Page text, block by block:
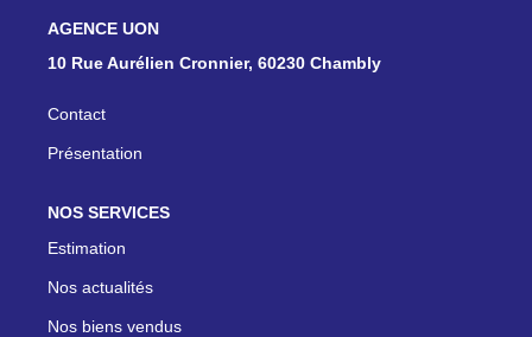
NOS AGENCES
10 Rue Aurélien Cronnier, 60230 Chambly
Contact
Présentation
NOS SERVICES
Estimation
Nos actualités
Nos biens vendus